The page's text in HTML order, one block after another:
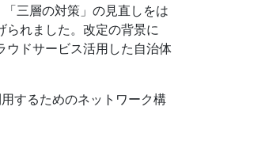
三層の対策」の見直しをは
られました。改定の背景に
ウドサービス活用した自治体
するためのネットワーク構